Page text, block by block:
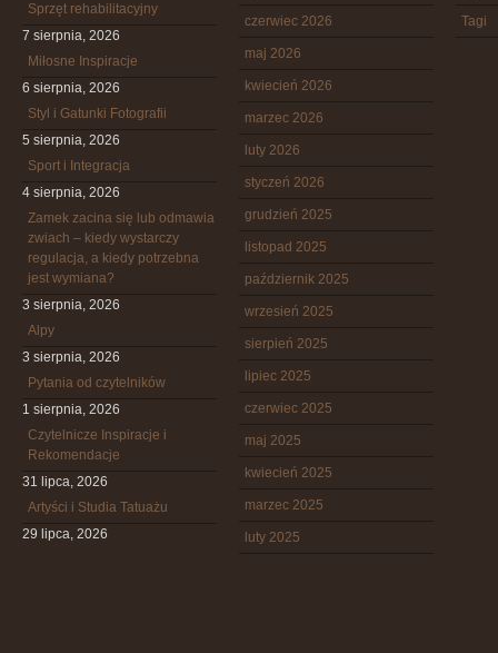
Sprzęt rehabilitacyjny
7 sierpnia, 2026
Miłosne Inspiracje
6 sierpnia, 2026
Styl i Gatunki Fotografii
5 sierpnia, 2026
Sport i Integracja
4 sierpnia, 2026
Zamek zacina się lub odmawia
zwiach – kiedy wystarczy
regulacja, a kiedy potrzebna
jest wymiana?
3 sierpnia, 2026
Alpy
3 sierpnia, 2026
Pytania od czytelników
1 sierpnia, 2026
Czytelnicze Inspiracje i
Rekomendacje
31 lipca, 2026
Artyści i Studia Tatuażu
29 lipca, 2026
czerwiec 2026
maj 2026
kwiecień 2026
marzec 2026
luty 2026
styczeń 2026
grudzień 2025
listopad 2025
październik 2025
wrzesień 2025
sierpień 2025
lipiec 2025
czerwiec 2025
maj 2025
kwiecień 2025
marzec 2025
luty 2025
Tagi